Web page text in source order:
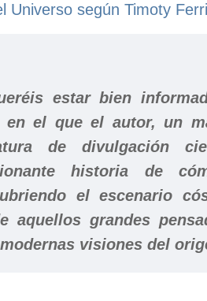
Universo según Timoty
estar bien
en el que el autor, un
de divulgación
historia de
el escenario
aquellos grandes
visiones del